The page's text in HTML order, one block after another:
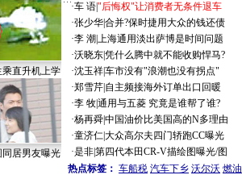
乘直升机上学
同居男友曝光
·车 语|"后悔权"让消费者无条件退车
·张少华|合并?保时捷用大众的钱还债
·李 潮 上海通用淡出萨博是时间问题
·沃晓东|凭什么腾中就不能收购悍马?
·沈玉祥|车市没有"浪潮也没有拐点"
·郑雪芹| 自主频接海外订单出口回暖
·李 牧|通用与五菱 究竟是谁帮了谁?
·杨再舜|中国油价比美国高的N多理由
·童济仁|大众高尔夫四门轿跑CC曝光
·是非|第四代本田CR-V描绘图曝光/图
热点标签： 车船税 汽车下乡 沃尔沃 燃油